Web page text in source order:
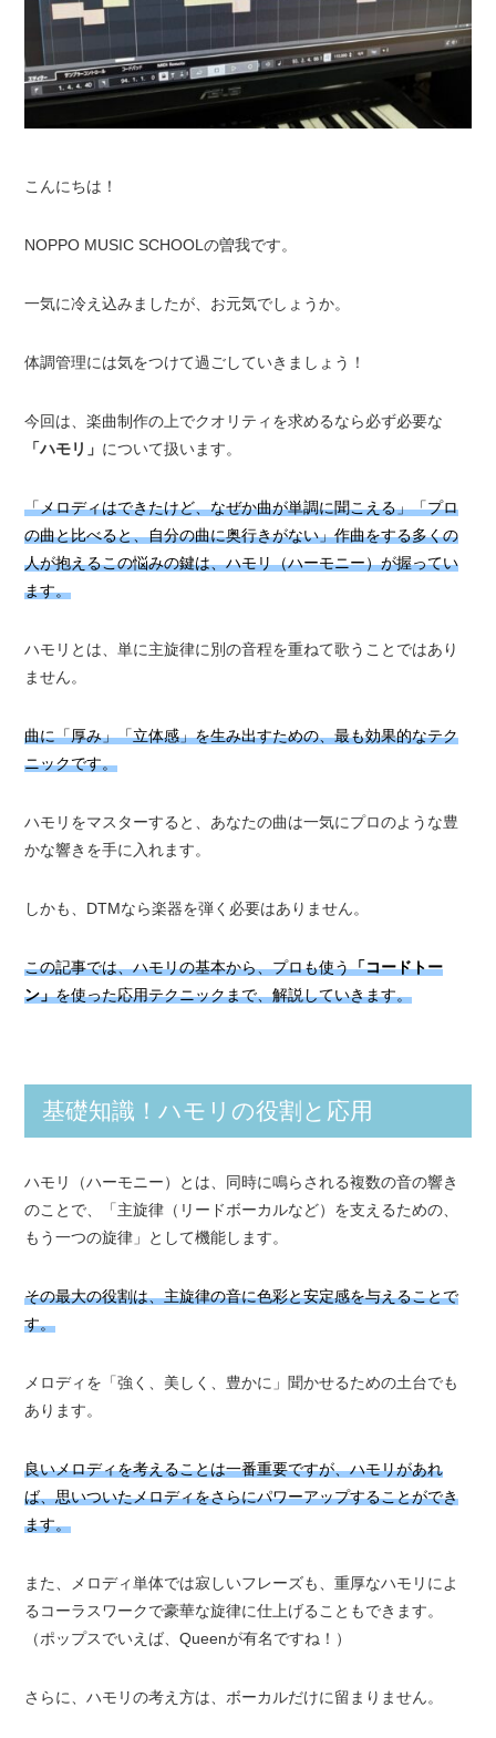
こんにちは！
NOPPO MUSIC SCHOOLの曽我です。
一気に冷え込みましたが、お元気でしょうか。
体調管理には気をつけて過ごしていきましょう！
今回は、楽曲制作の上でクオリティを求めるなら必ず必要な
「ハモリ」 について扱います。
「メロディはできたけど、なぜか曲が単調に聞こえる」「プロ
の曲と比べると、自分の曲に奥行きがない」作曲をする多くの
人が抱えるこの悩みの鍵は、ハモリ（ハーモニー）が握ってい
ます。
ハモリとは、単に主旋律に別の音程を重ねて歌うことではあり
ません。
曲に「厚み」「立体感」を生み出すための、最も効果的なテク
ニックです。
ハモリをマスターすると、あなたの曲は一気にプロのような豊
かな響きを手に入れます。
しかも、DTMなら楽器を弾く必要はありません。
この記事では、ハモリの基本から、プロも使う「コードトー
ン」を使った応用テクニックまで、解説していきます。
基礎知識！ハモリの役割と応用
ハモリ（ハーモニー）とは、同時に鳴らされる複数の音の響き
のことで、「主旋律（リードボーカルなど）を支えるための、
もう一つの旋律」として機能します。
その最大の役割は、主旋律の音に色彩と安定感を与えることで
す。
メロディを「強く、美しく、豊かに」聞かせるための土台でも
あります。
良いメロディを考えることは一番重要ですが、ハモリがあれ
ば、思いついたメロディをさらにパワーアップすることができ
ます。
また、メロディ単体では寂しいフレーズも、重厚なハモリによ
るコーラスワークで豪華な旋律に仕上げることもできます。
（ポップスでいえば、Queenが有名ですね！）
さらに、ハモリの考え方は、ボーカルだけに留まりません。